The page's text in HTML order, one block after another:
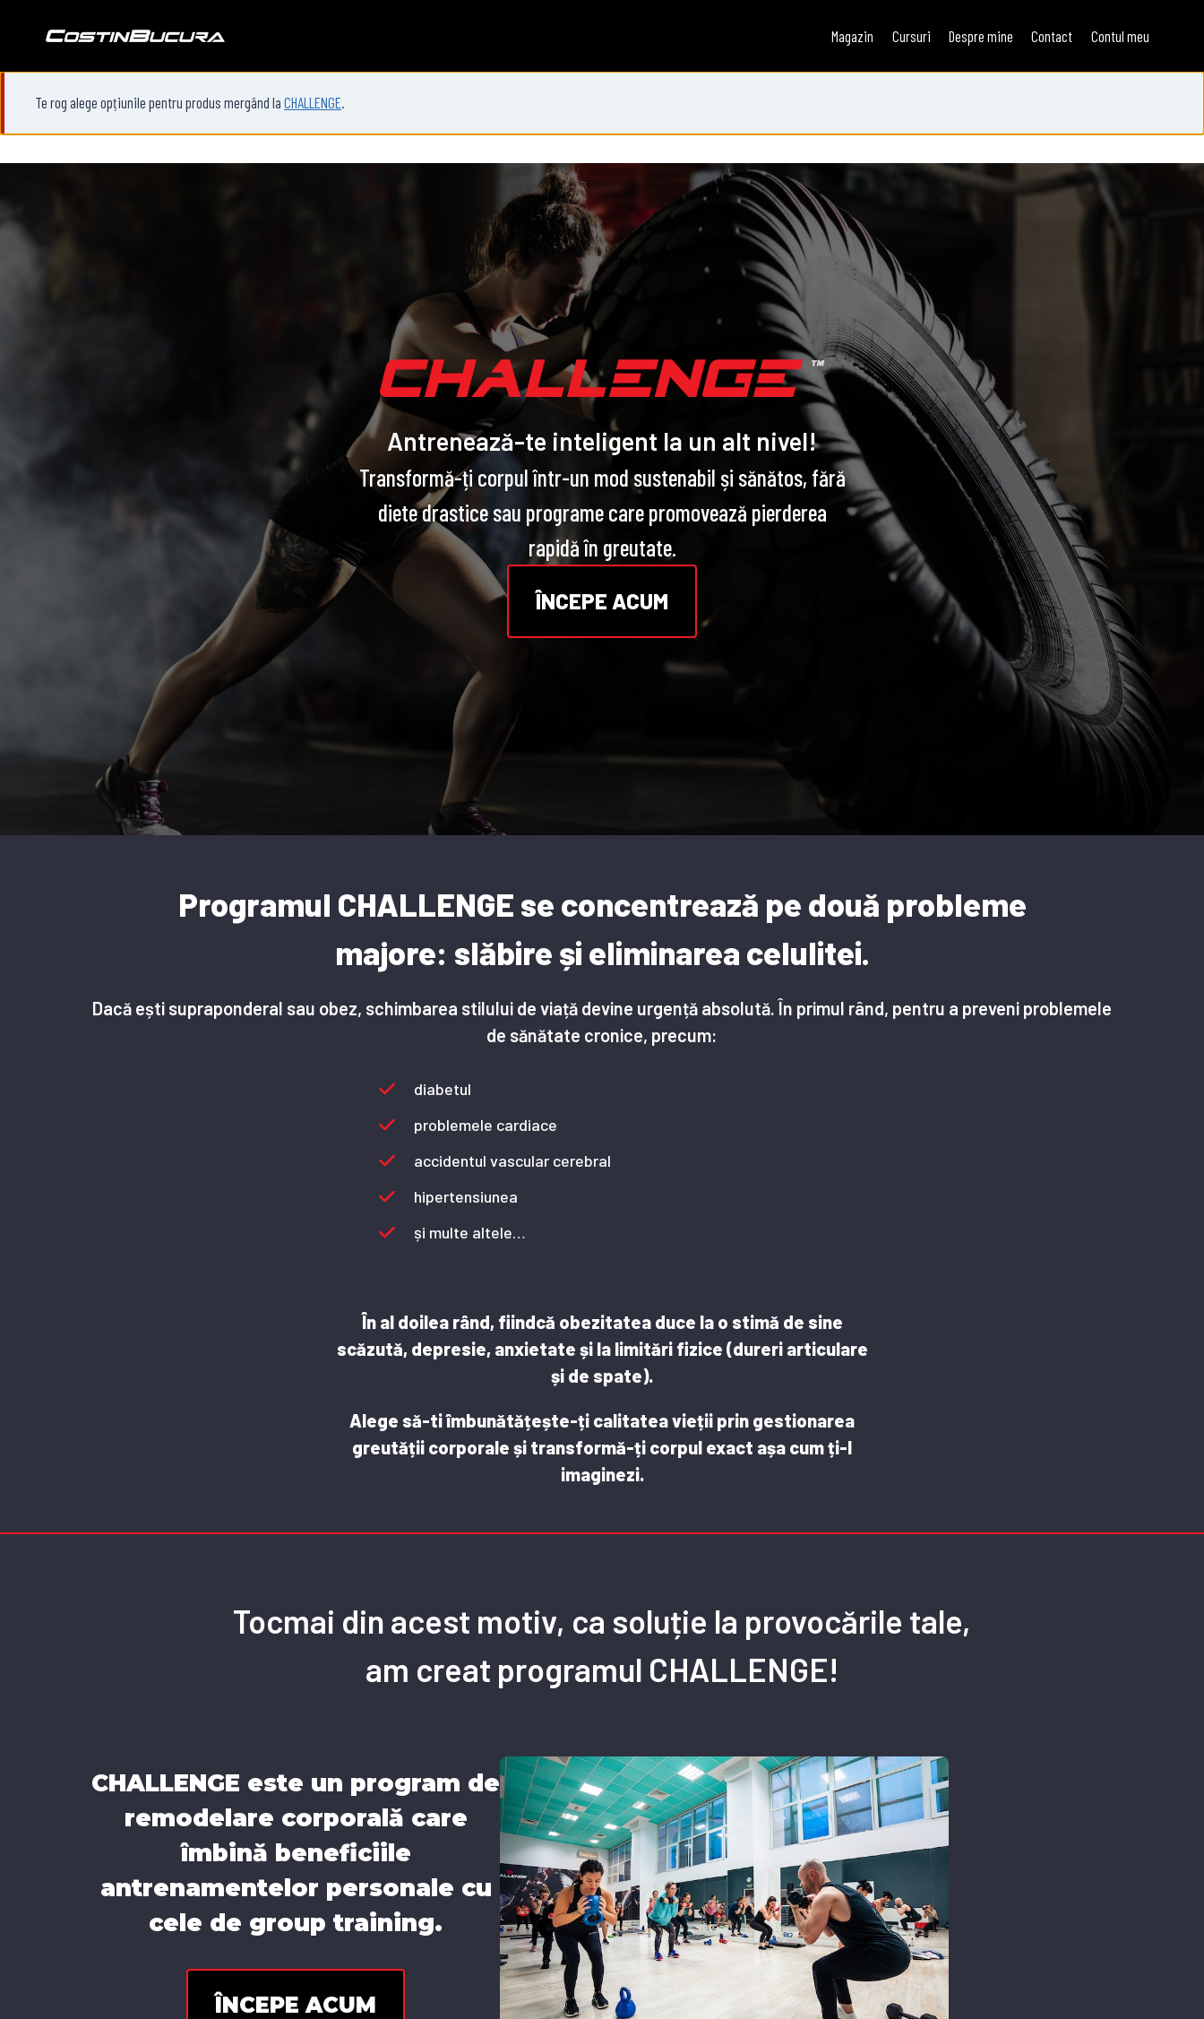
Magazin Cursuri Despre mine Contact Contul meu
Te rog alege opțiunile pentru produs mergând la CHALLENGE.
Antrenează-te inteligent la un alt nivel!
Transformă-ți corpul într-un mod sustenabil și sănătos, fără
diete drastice sau programe care promovează pierderea
rapidă în greutate.
ÎNCEPE ACUM
Programul CHALLENGE se concentrează pe două probleme
majore: slăbire și eliminarea celulitei.
Dacă ești supraponderal sau obez, schimbarea stilului de viață devine urgență absolută. În primul rând, pentru a preveni problemele
de sănătate cronice, precum:
diabetul
problemele cardiace
accidentul vascular cerebral
hipertensiunea
și multe altele…
În al doilea rând, fiindcă obezitatea duce la o stimă de sine
scăzută, depresie, anxietate și la limitări fizice (dureri articulare
și de spate).
Alege să-ti îmbunătățește-ți calitatea vieții prin gestionarea
greutății corporale și transformă-ți corpul exact așa cum ți-l
imaginezi.
Tocmai din acest motiv, ca soluție la provocările tale,
am creat programul CHALLENGE!
CHALLENGE este un program de
remodelare corporală care
îmbină beneficiile
antrenamentelor personale cu
cele de group training.
ÎNCEPE ACUM